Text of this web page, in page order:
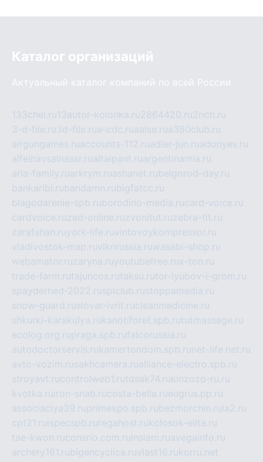
Каталог организаций
Актуальный каталог компаний по всей России
133chel.ru13autor-kolonka.ru2864420.ru2rich.ru
3-d-file.ru3d-file.rua-cdc.ruaalse.rua380club.ru
airgungames.ruaccounts-112.ruadler-jun.ruadonyev.ru
alfeihavsalnassr.rualtaipant.ruargentinamia.ru
aria-family.ruarkrym.ruashanet.rubelgorod-day.ru
bankaribi.rubandamn.rubigfatcc.ru
blagodarenie-spb.ruborodino-media.rucard-voice.ru
cardvoice.ruzed-online.ruzvonitut.ruzebra-tlt.ru
zarafshan.ruyork-life.ruvintovoykompressor.ru
vladivostok-map.ruvlknrussia.ruwasabi-shop.ru
webamator.ruzaryna.ruyoutubefree.rux-ton.ru
trade-farm.rutajuncos.rutaksu.rutor-lyubov-i-grom.ru
spayderhed-2022.rusplclub.rustoppamedia.ru
snow-guard.ruslovar-ivrit.rucleanmedicine.ru
shkurki-karakulya.rukanotiforet.spb.rututmassage.ru
ecolog.org.rupraga.spb.rufalcorussia.ru
autodoctorservis.rukamertondom.spb.ru net-life.net.ru
avto-vozim.rusakhcamera.rualliance-electro.spb.ru
stroyavt.rucontrolweb1.rutdsak74.rukinzozo-ru.ru
kvotka.ru iron-snab.rucosta-bella.rueugrus.pp.ru
associaciya39.ruprimexpo.spb.rubezmorchin.ru ia2.ru
cpt21.ru ispecspb.ru regahost.rukolosok-elita.ru
tae-kwon.ruconsrio.com.ru insiam.ruavegainfo.ru
archery161.rubigencyclica.ruvlast16.rukorru.net